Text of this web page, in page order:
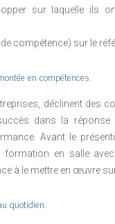
sur laquelle ils
compétence) sur le
en compétences.
déclinent des
dans la
Avant le
en salle
à le mettre en œuvre
quotidien.